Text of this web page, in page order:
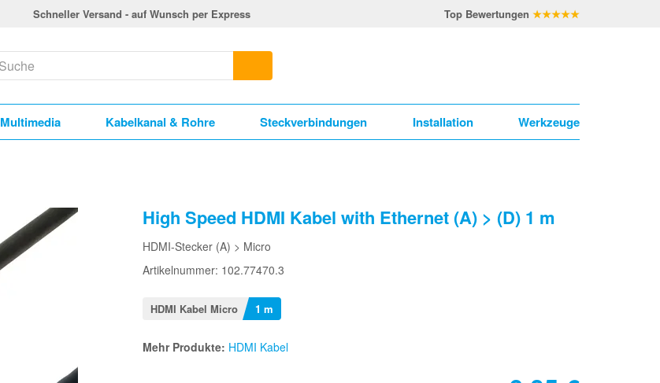
Schneller Versand - auf Wunsch per Express Top Bewertungen ★★★★★
Multimedia Kabelkanal & Rohre Steckverbindungen Installation Werkzeuge
High Speed HDMI Kabel with Ethernet (A) > (D) 1 m
HDMI-Stecker (A) > Micro
Artikelnummer: 102.77470.3
HDMI Kabel Micro 1 m
Mehr Produkte: HDMI Kabel